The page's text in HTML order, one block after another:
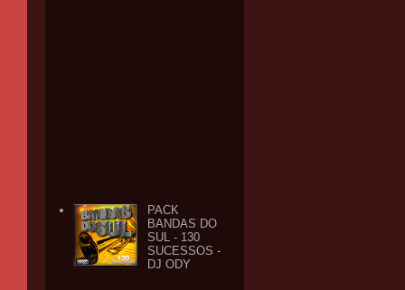
PACK
BANDAS DO
SUL - 130
SUCESSOS -
DJ ODY